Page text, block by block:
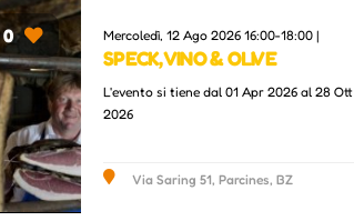
0 Mercoledì, 12 Ago 2026 16:00-18:00 |
SPECK, VINO & OLIVE
L'evento si tiene dal 01 Apr 2026 al 28 Ott
2026
Via Saring 51, Parcines, BZ